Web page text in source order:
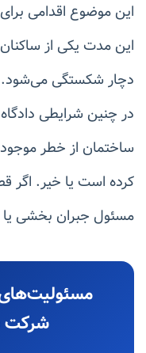
این موضوع اقدامی
این مدت یکی از
دچار شکستگی می‌شود.
در چنین شرایطی
ساختمان از خطر
کرده است یا خیر. اگر
مسئول جبران بخشی یا
شرکت